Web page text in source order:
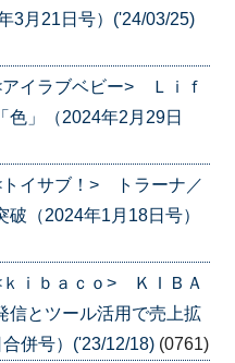
3月21日号）('24/03/25)
イラブベビー> Ｌｉｆ
色」（2024年2月29日
イサブ！> トラーナ／
（2024年1月18日号）
ｉｂａｃｏ> ＫＩＢＡ
信とツール活用で売上拡
併号）('23/12/18) (0761)